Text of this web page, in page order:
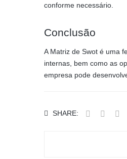
conforme necessário.
Conclusão
A Matriz de Swot é uma
internas, bem como as
empresa pode
SHARE: